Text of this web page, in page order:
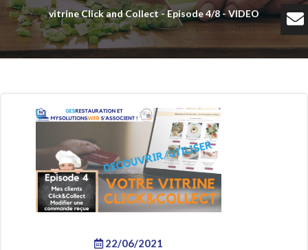
Témoignages
Tarifs
vitrine Click and Collect - Episode 4/8 - VIDEO
22/06/2021